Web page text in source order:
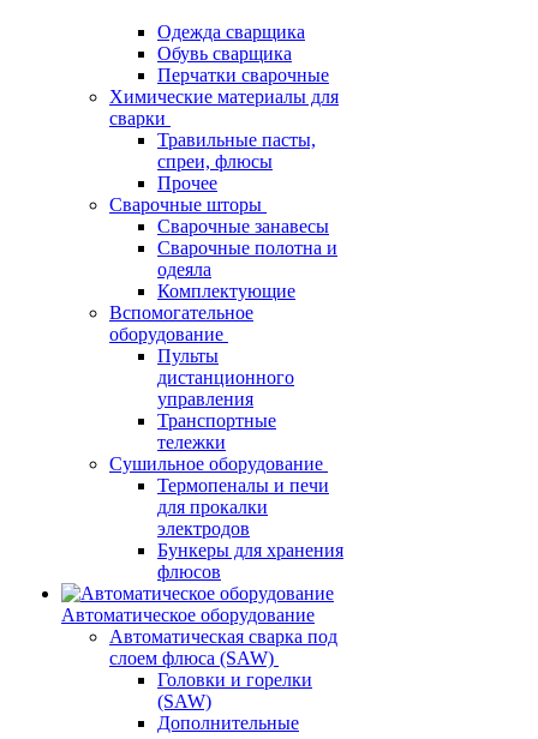
Одежда сварщика
Обувь сварщика
Перчатки сварочные
Химические материалы для
сварки
Травильные пасты,
спреи, флюсы
Прочее
Сварочные шторы
Сварочные занавесы
Сварочные полотна и
одеяла
Комплектующие
Вспомогательное
оборудование
Пульты
дистанционного
управления
Транспортные
тележки
Сушильное оборудование
Термопеналы и печи
для прокалки
электродов
Бункеры для хранения
флюсов
Автоматическое оборудование
Автоматическая сварка под
слоем флюса (SAW)
Головки и горелки
(SAW)
Дополнительные